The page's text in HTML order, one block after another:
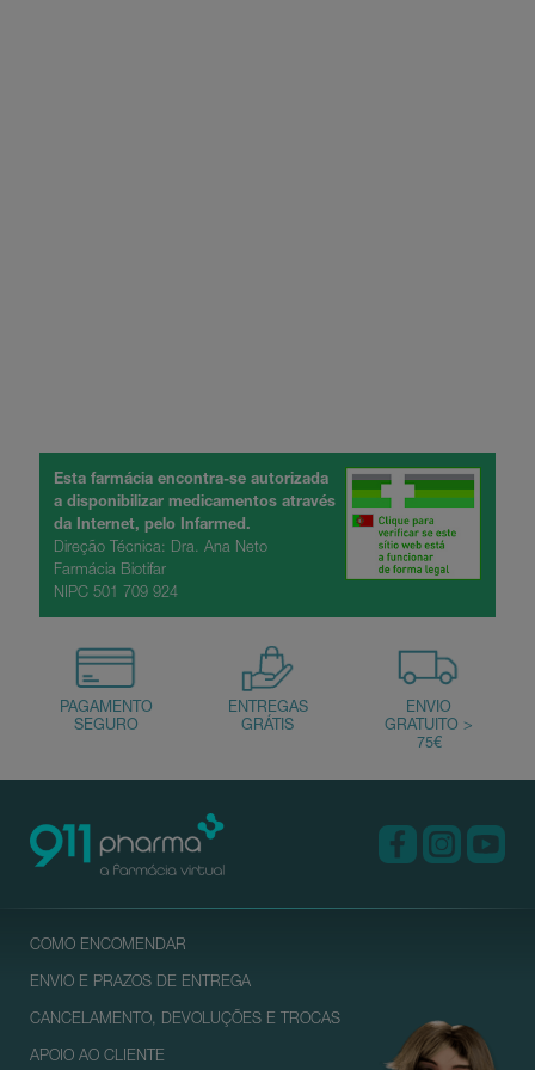
Esta farmácia encontra-se autorizada
a disponibilizar medicamentos através
da Internet, pelo Infarmed.
Direção Técnica: Dra. Ana Neto
Farmácia Biotifar
NIPC 501 709 924
COMO ENCOMENDAR
ENVIO E PRAZOS DE ENTREGA
CANCELAMENTO, DEVOLUÇÕES E TROCAS
APOIO AO CLIENTE